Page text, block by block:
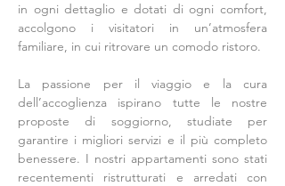
in ogni dettaglio e dotati di ogni comfort,
accolgono i visitatori in un’atmosfera
familiare, in cui ritrovare un comodo ristoro.
La passione per il viaggio e la cura
dell’accoglienza ispirano tutte le nostre
proposte di soggiorno, studiate per
garantire i migliori servizi e il più completo
benessere. I nostri appartamenti sono stati
recentementi ristrutturati e arredati con